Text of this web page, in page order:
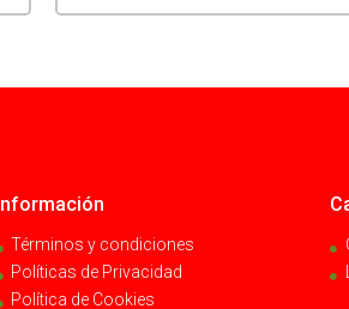
Información
Términos y condiciones
Políticas de Privacidad
Política de Cookies